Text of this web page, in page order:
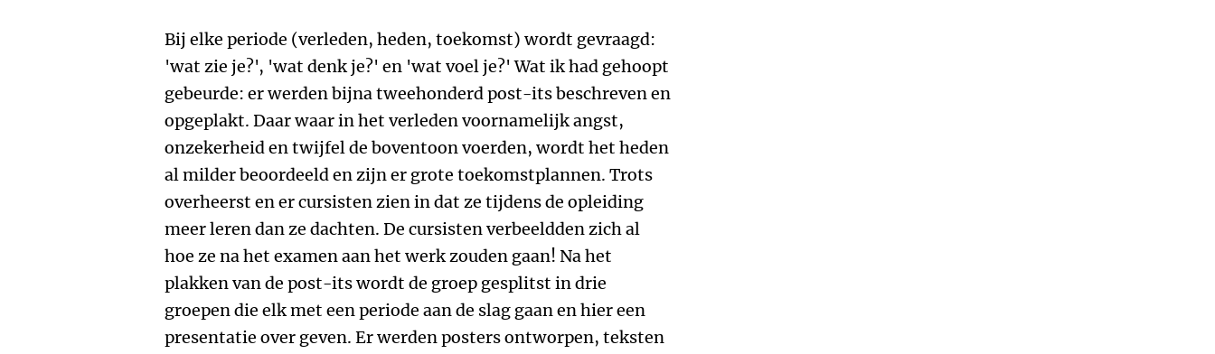
Bij elke periode (verleden, heden, toekomst) wordt gevraagd:
'wat zie je?', 'wat denk je?' en 'wat voel je?' Wat ik had gehoopt
gebeurde: er werden bijna tweehonderd post-its beschreven en
opgeplakt. Daar waar in het verleden voornamelijk angst,
onzekerheid en twijfel de boventoon voerden, wordt het heden
al milder beoordeeld en zijn er grote toekomstplannen. Trots
overheerst en er cursisten zien in dat ze tijdens de opleiding
meer leren dan ze dachten. De cursisten verbeeldden zich al
hoe ze na het examen aan het werk zouden gaan! Na het
plakken van de post-its wordt de groep gesplitst in drie
groepen die elk met een periode aan de slag gaan en hier een
presentatie over geven. Er werden posters ontworpen, teksten